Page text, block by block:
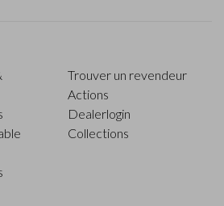
Trouver un revendeur
Actions
Dealerlogin
Collections